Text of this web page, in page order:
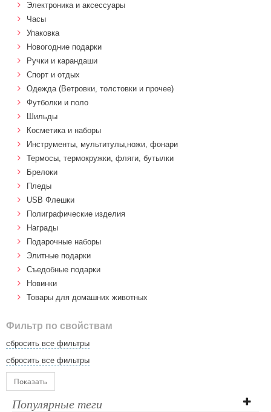
Электроника и аксессуары
Часы
Упаковка
Новогодние подарки
Ручки и карандаши
Спорт и отдых
Одежда (Ветровки, толстовки и прочее)
Футболки и поло
Шильды
Косметика и наборы
Инструменты, мультитулы,ножи, фонари
Термосы, термокружки, фляги, бутылки
Брелоки
Пледы
USB Флешки
Полиграфические изделия
Награды
Подарочные наборы
Элитные подарки
Cъедобные подарки
Новинки
Товары для домашних животных
Фильтр по свойствам
сбросить все фильтры
сбросить все фильтры
Показать
Популярные теги